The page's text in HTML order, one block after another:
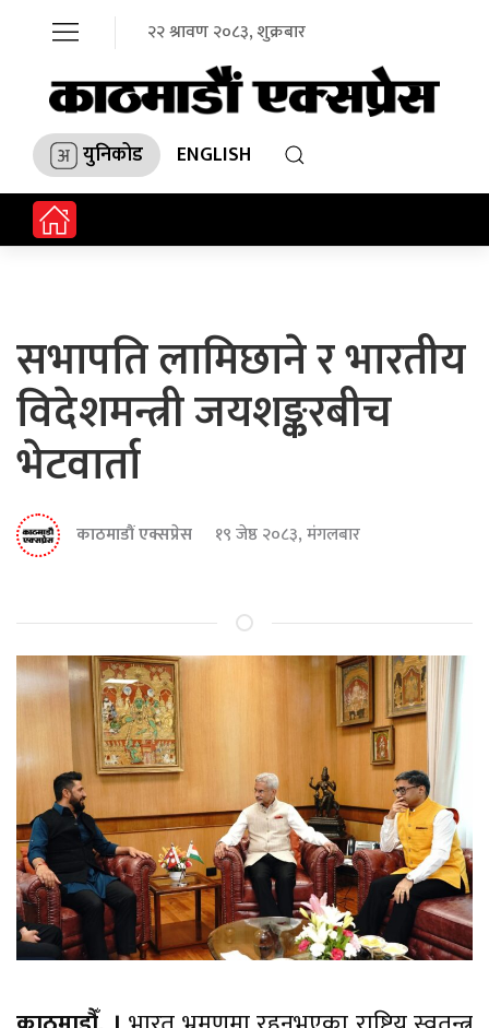
२२ श्रावण २०८३, शुक्रबार
युनिकोड ENGLISH
सभापति लामिछाने र भारतीय
विदेशमन्त्री जयशङ्करबीच
भेटवार्ता
काठमाडौं एक्सप्रेस १९ जेष्ठ २०८३, मंगलबार